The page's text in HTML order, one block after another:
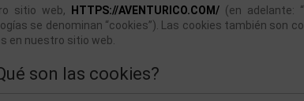
sitio web, HTTPS://AVENTURICO.COM/ (en adelante:
se denominan “cookies”). Las cookies también son
en nuestro sitio web.
son las cookies?